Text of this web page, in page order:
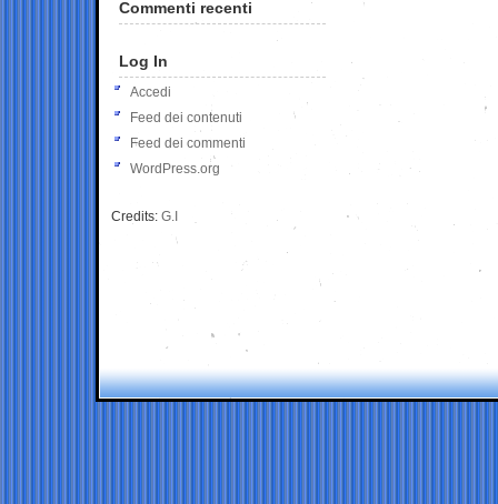
Commenti recenti
Log In
Accedi
Feed dei contenuti
Feed dei commenti
WordPress.org
Credits: G.I